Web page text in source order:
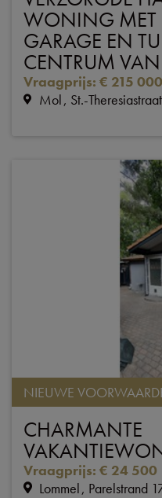
WONING MET
GARAGE EN
CENTRUM
Vraagprijs: € 215 000
Mol St.-
NIEUWE
CHARMANTE
Vraagprijs: € 24 500
Lommel Parelstrand